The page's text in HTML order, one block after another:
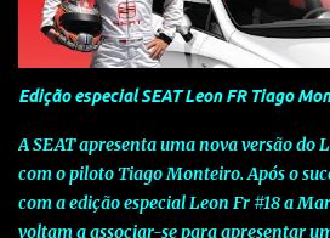
P7+ combina uma arquitetura
de referência no segmento e grande
respondendo às exigências do
compromisso de longo prazo da XPENG
elétrica centrada no utilizador. O novo
pela exclusividade do chip TURING AI,
de capacidade de computaç...
Edição especial SEAT Leon FR Tiago
A SEAT apresenta uma nova versão do
com o piloto Tiago Monteiro. Após o
com a edição especial Leon Fr #18 a
voltam a associar-se para apresentar